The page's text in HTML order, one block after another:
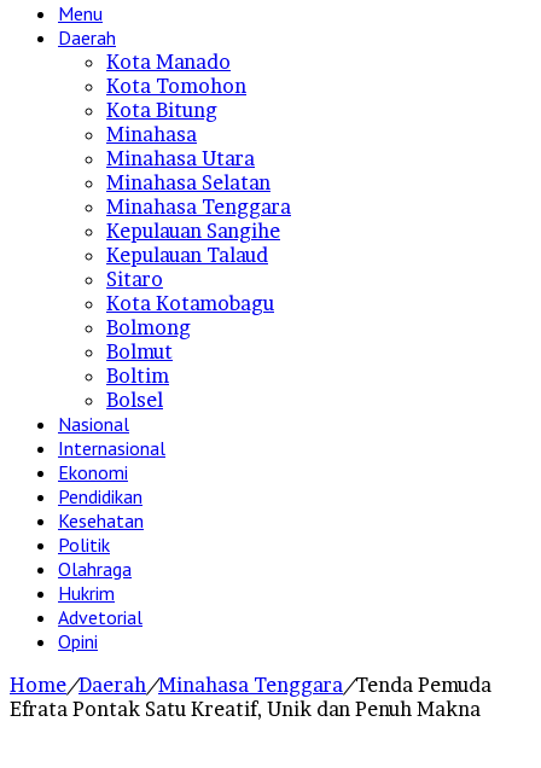
Menu
Daerah
Kota Manado
Kota Tomohon
Kota Bitung
Minahasa
Minahasa Utara
Minahasa Selatan
Minahasa Tenggara
Kepulauan Sangihe
Kepulauan Talaud
Sitaro
Kota Kotamobagu
Bolmong
Bolmut
Boltim
Bolsel
Nasional
Internasional
Ekonomi
Pendidikan
Kesehatan
Politik
Olahraga
Hukrim
Advetorial
Opini
Home/Daerah/Minahasa Tenggara/Tenda Pemuda
Efrata Pontak Satu Kreatif, Unik dan Penuh Makna